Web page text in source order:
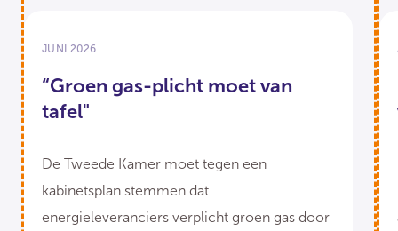
JUNI 2026
“Groen gas-plicht moet van
tafel"
De Tweede Kamer moet tegen een
kabinetsplan stemmen dat
energieleveranciers verplicht groen gas door